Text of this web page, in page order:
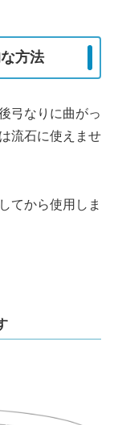
方法
弓なりに曲がっ
流石に使えませ
てから使用しま